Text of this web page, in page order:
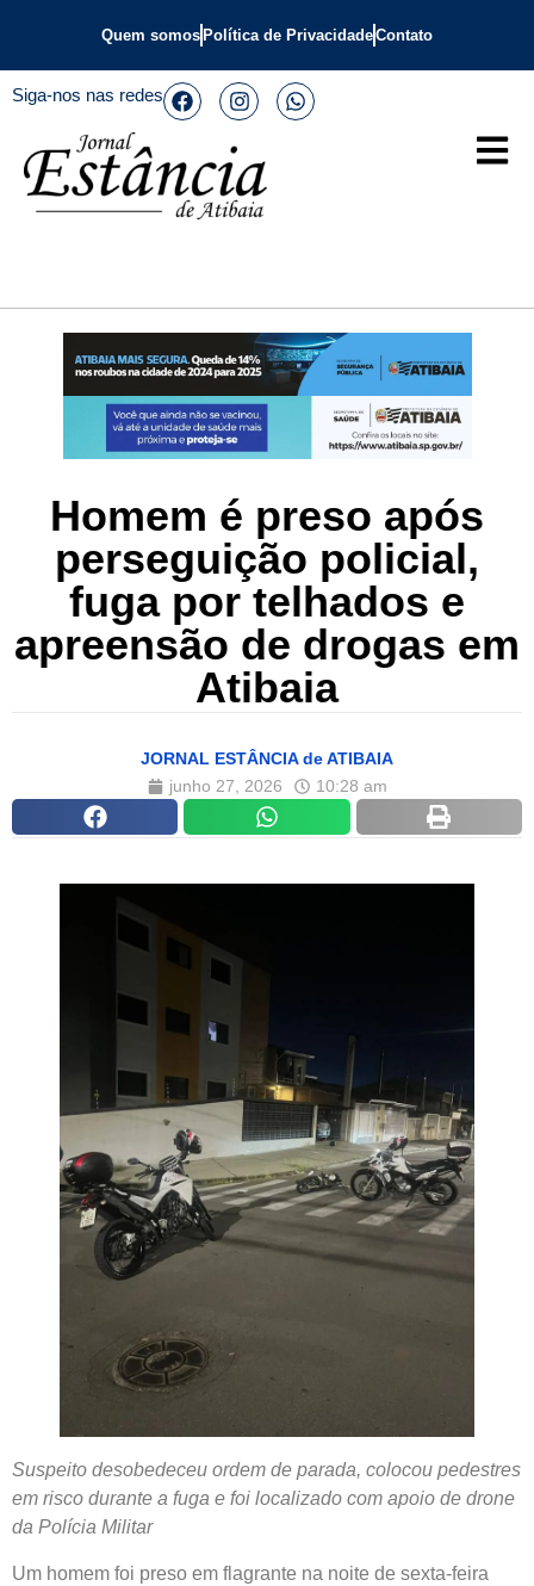
Quem somos Política de PrivacidadeContato
Siga-nos nas redes
Homem é preso após
perseguição policial,
fuga por telhados e
apreensão de drogas em
Atibaia
JORNAL ESTÂNCIA de ATIBAIA
junho 27, 2026
10:28 am
Suspeito desobedeceu ordem de parada, colocou pedestres
em risco durante a fuga e foi localizado com apoio de drone
da Polícia Militar
Um homem foi preso em flagrante na noite de sexta-feira